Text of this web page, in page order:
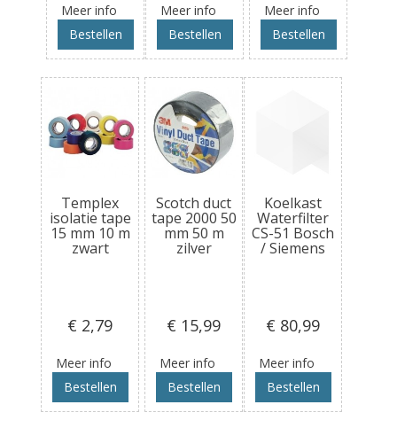
Meer info
Bestellen
Meer info
Bestellen
Meer info
Bestellen
Templex
isolatie tape
15 mm 10 m
zwart
€ 2,79
Meer info
Bestellen
Scotch duct
tape 2000 50
mm 50 m
zilver
€ 15,99
Meer info
Bestellen
Koelkast
Waterfilter
CS-51 Bosch
/ Siemens
€ 80,99
Meer info
Bestellen